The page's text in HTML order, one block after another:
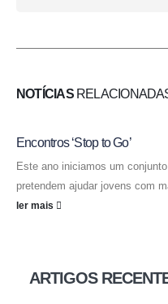
NOTÍCIAS
Encontros ‘Stop to Go’
Este ano iniciamos um
pretendem ajudar jovens com
ler mais
ARTIGOS